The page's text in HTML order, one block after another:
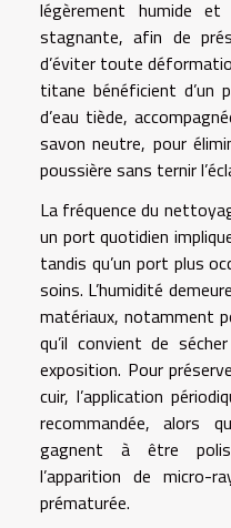
légèrement humide et
stagnante, afin de
d’éviter toute
titane bénéficient d’un
d’eau tiède,
savon neutre, pour
poussière sans ternir
La fréquence du
un port quotidien
tandis qu’un port plus
soins. L’humidité
matériaux, notamment
qu’il convient de
exposition. Pour
cuir, l’application
recommandée, alors
gagnent à être
l’apparition de micro-
prématurée.